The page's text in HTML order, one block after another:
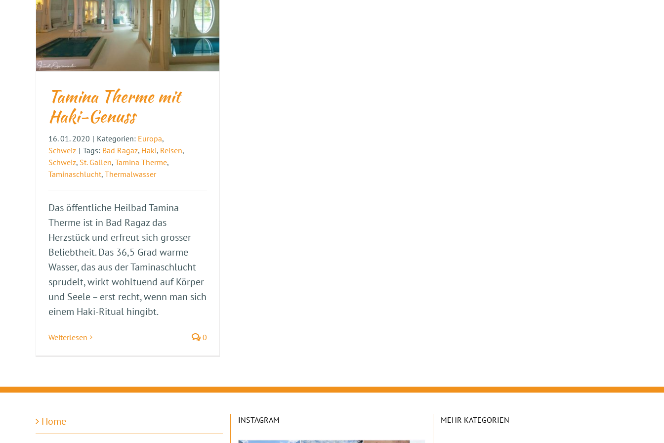
Tamina Therme mit
Haki-Genuss
16. 01. 2020 | Kategorien: Europa,
Schweiz | Tags: Bad Ragaz, Haki, Reisen,
Schweiz, St. Gallen, Tamina Therme,
Taminaschlucht, Thermalwasser
Das öffentliche Heilbad Tamina
Therme ist in Bad Ragaz das
Herzstück und erfreut sich grosser
Beliebtheit. Das 36,5 Grad warme
Wasser, das aus der Taminaschlucht
sprudelt, wirkt wohltuend auf Körper
und Seele – erst recht, wenn man sich
einem Haki-Ritual hingibt.
Weiterlesen 0
Home
INSTAGRAM MEHR KATEGORIEN